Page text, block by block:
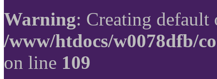
Warning: Creating
/www/htdocs/w0078dfb/
on line 109